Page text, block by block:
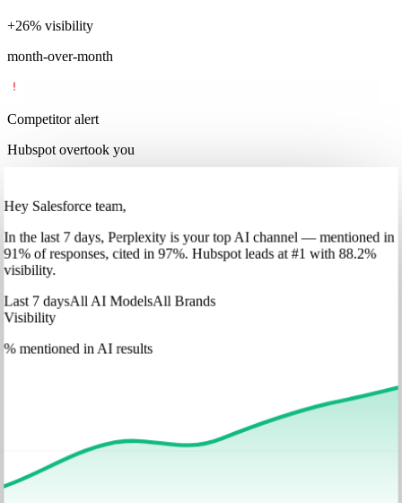
+35% visibility
month-over-month
Competitor alert
Hubspot overtook you
Hey Salesforce team,
Inthe last 7 days, Perplexityis your top AI channel — mentioned in
91% of responses, cited in 97%. Hubspotleads at #1 with 88.2%
visibility.
Last 7 daysAll AI ModelsAll Brands
Visibility
% mentioned in AI results